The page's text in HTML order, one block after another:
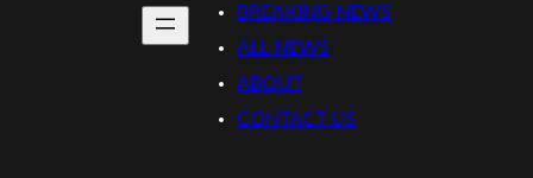
BREAKING NEWS
ALL NEWS
ABOUT
CONTACT US